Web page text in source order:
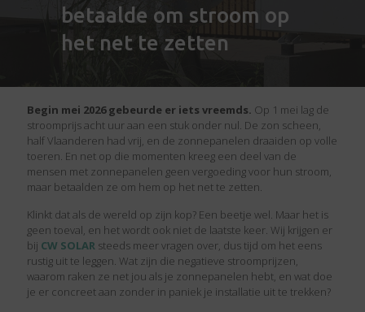
betaalde om stroom op
het net te zetten
Begin mei 2026 gebeurde er iets vreemds. Op 1 mei lag de
stroomprijs acht uur aan een stuk onder nul. De zon scheen,
half Vlaanderen had vrij, en de zonnepanelen draaiden op volle
toeren. En net op die momenten kreeg een deel van de
mensen met zonnepanelen geen vergoeding voor hun stroom,
maar betaalden ze om hem op het net te zetten.
Klinkt dat als de wereld op zijn kop? Een beetje wel. Maar het is
geen toeval, en het wordt ook niet de laatste keer. Wij krijgen er
bij CW SOLAR steeds meer vragen over, dus tijd om het eens
rustig uit te leggen. Wat zijn die negatieve stroomprijzen,
waarom raken ze net jou als je zonnepanelen hebt, en wat doe
je er concreet aan zonder in paniek je installatie uit te trekken?